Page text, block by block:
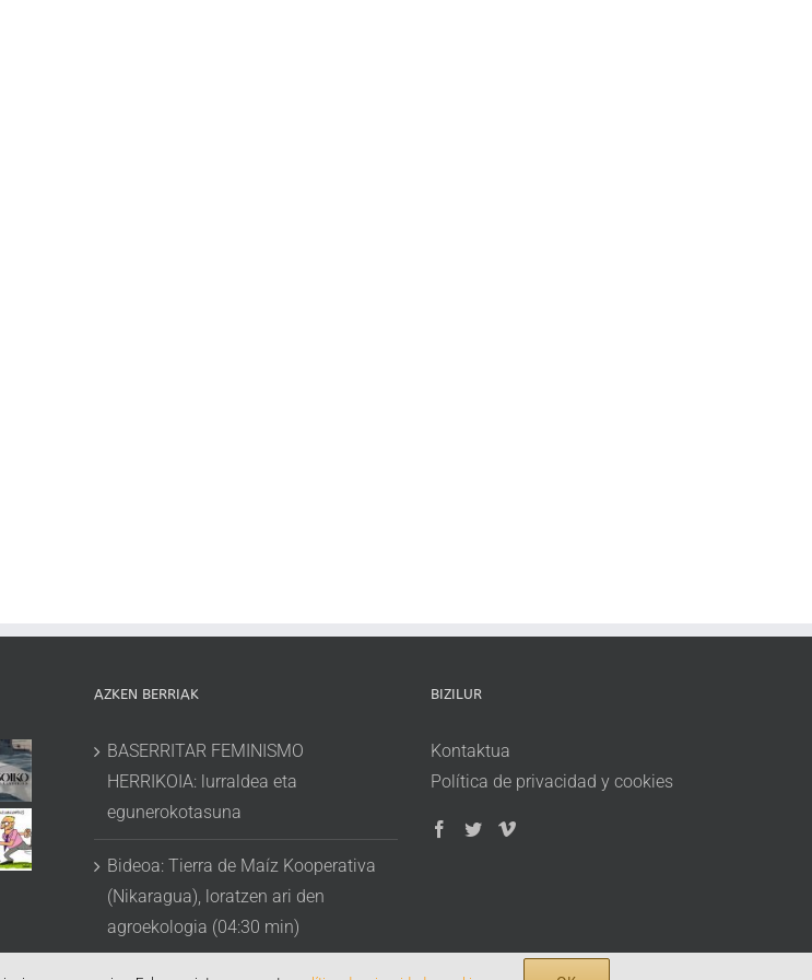
AZKEN BERRIAK
BASERRITAR FEMINISMO
HERRIKOIA: lurraldea eta
egunerokotasuna
Bideoa: Tierra de Maíz Kooperativa
(Nikaragua), loratzen ari den
agroekologia (04:30 min)
BIZILUR
Kontaktua
Política de privacidad y cookies